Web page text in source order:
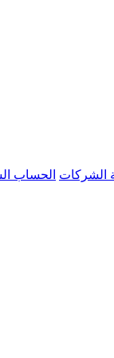
الشركات الحساب